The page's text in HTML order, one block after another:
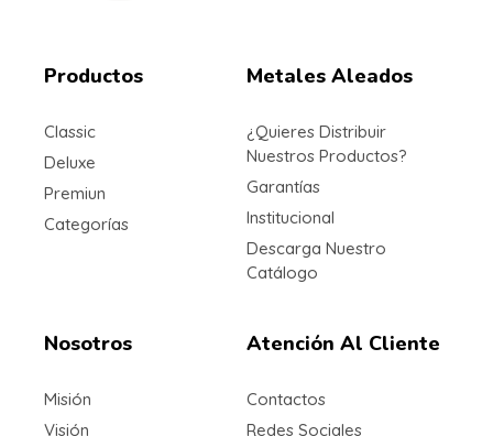
Productos
Classic
Deluxe
Premiun
Categorías
Metales Aleados
¿Quieres Distribuir
Nuestros Productos?
Garantías
Institucional
Descarga Nuestro
Catálogo
Nosotros
Misión
Visión
Atención Al Cliente
Contactos
Redes Sociales